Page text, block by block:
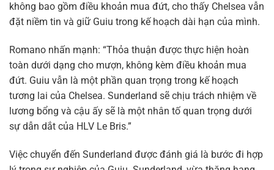
không bao gồm điều khoản mua đứt, cho thấy Chelsea vẫn
đặt niềm tin và giữ Guiu trong kế hoạch dài hạn của mình.
Romano nhấn mạnh: “Thỏa thuận được thực hiện hoàn
toàn dưới dạng cho mượn, không kèm điều khoản mua
đứt. Guiu vẫn là một phần quan trọng trong kế hoạch
tương lai của Chelsea. Sunderland sẽ chịu trách nhiệm về
lương bổng và cậu ấy sẽ là một nhân tố quan trọng dưới
sự dẫn dắt của HLV Le Bris.”
Việc chuyển đến Sunderland được đánh giá là bước đi hợp